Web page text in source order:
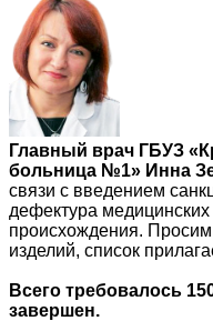
Главный врач ГБУЗ
больница №1» Инна
связи с введением
дефектура
происхождения.
изделий, список
Всего требовалось
завершен.